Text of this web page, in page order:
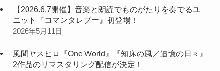
【2026.6.7開催】音楽と朗読でものがたりを奏でるユ
ニット『コマンタレブー』初登場！
2026年5月11日
風間ヤスヒロ『One World』『知床の風／追憶の日々』
2作品のリマスタリング配信が決定！